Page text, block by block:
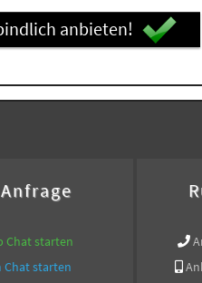
anbieten!
Chat starten
Chat starten